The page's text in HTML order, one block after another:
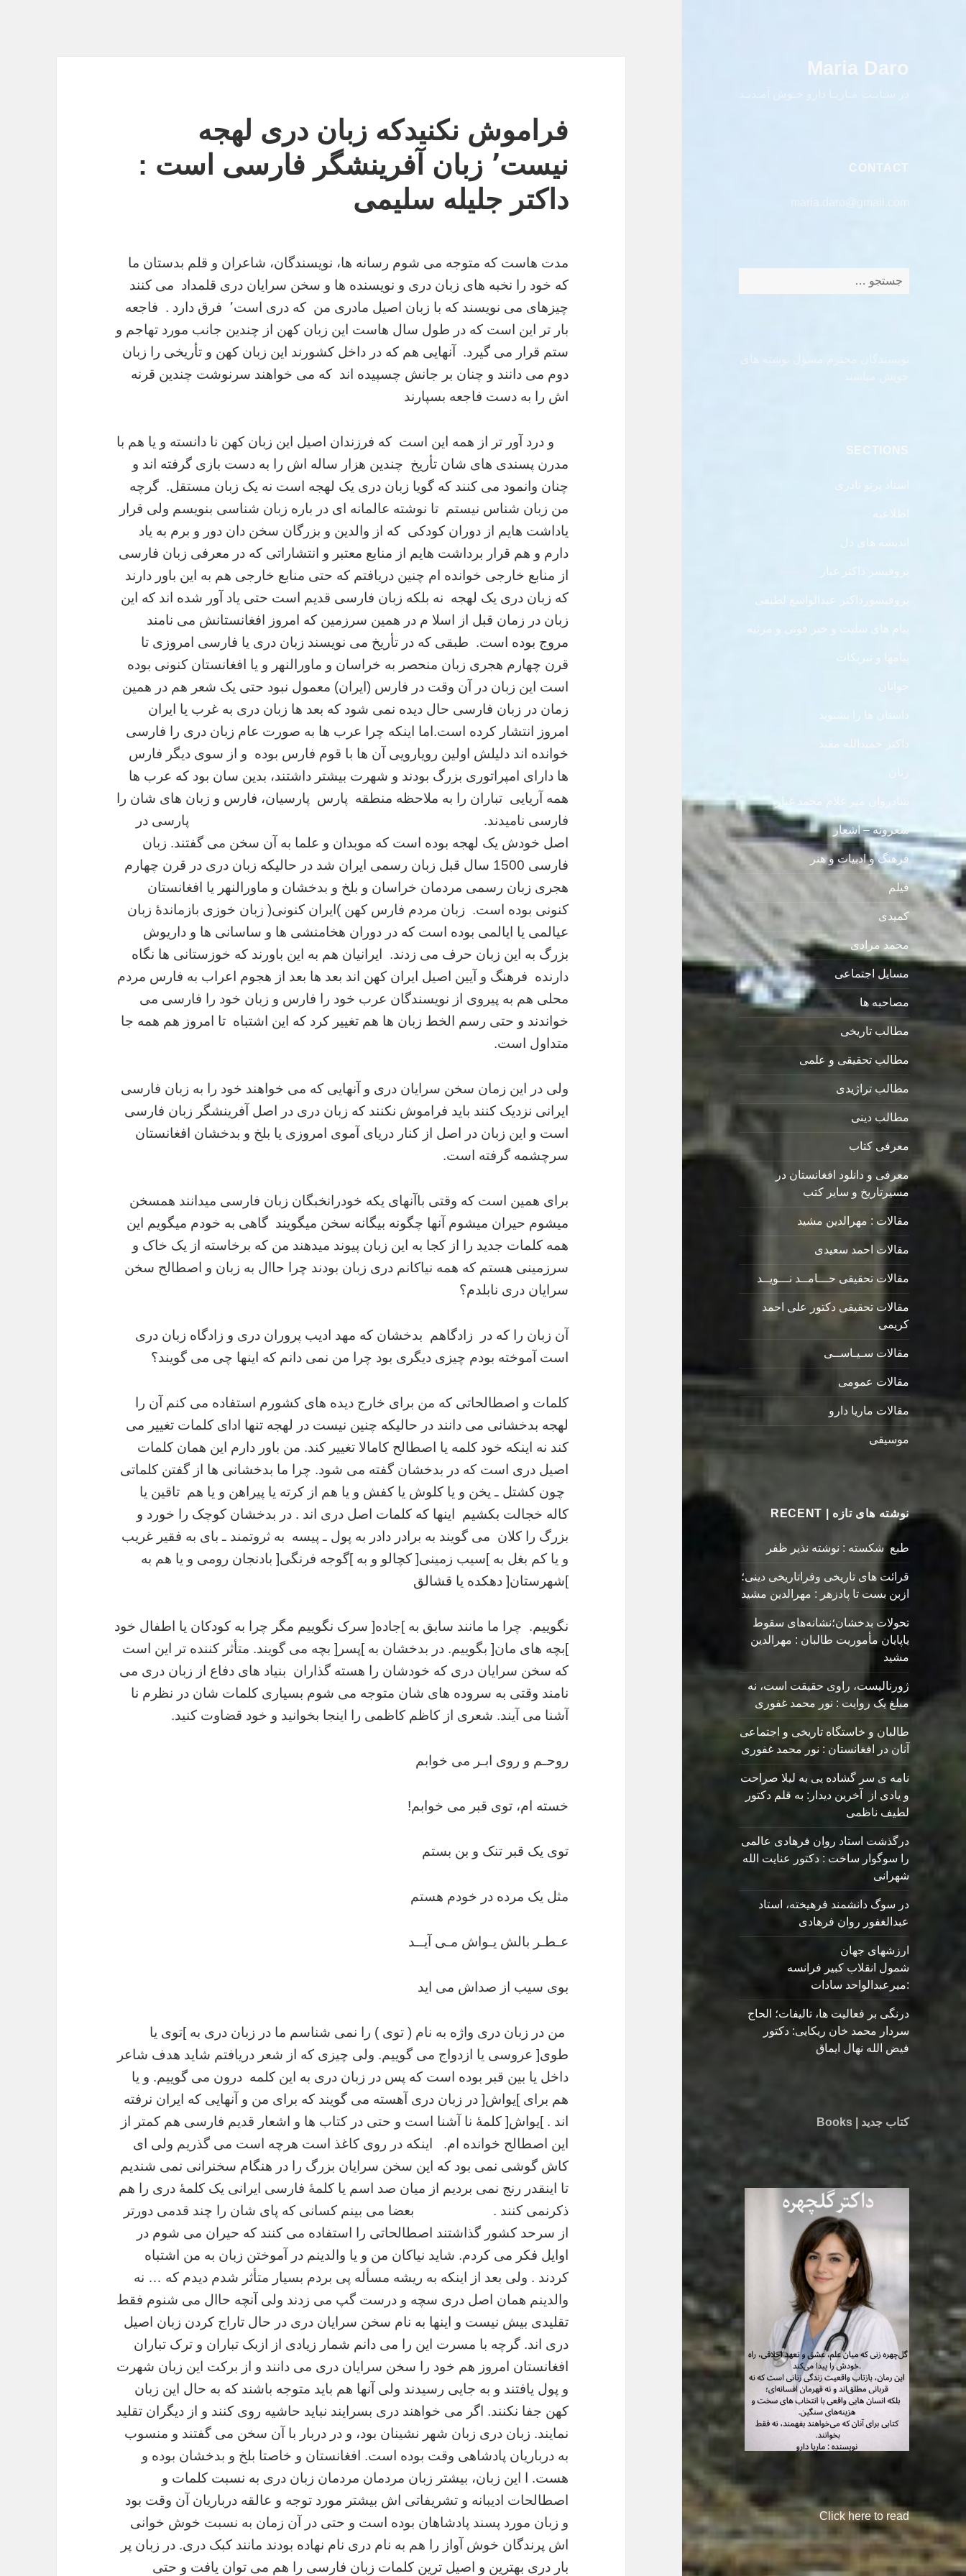
Maria Daro
در سـایـت مـاریـا دارو خـوش آمـدیـد
CONTACT
برای:
نویسندگان محترم مسؤل نوشته های
SECTIONS
استاد پرتو نادری
اطلاعیه
اندیشه های دل
پروفیسر داکتر غبار
پروفیسورداکتر عبدالواسع لطیفی
پیام های سلیت و خبر فوتی و مرثیه
پیامها و تبریکات
جوانان
داستان ها را بشنوید
داکتر حمیدالله مفید
زنان
شادروان میر غلام محمد غبار
شعرونه – اشعار
فرهنگ و ادبیات و هنر
فیلم
کمیدی
محمد مرادی
مسایل اجتماعی
مصاحبه ها
مطالب تاریخی
مطالب تحقیقی و علمی
مطالب تراژیدی
مطالب دینی
معرفی کتاب
معرفی و دانلود افغانستان در
مسیرتاریخ و سایر کتب
مقالات : مهرالدین مشید
مقالات احمد سعیدی
مقالات تحقیقی حـــامــد نـــویــد
مقالات تحقیقی دکتور علی احمد
کریمی
مقالات سـیـاســی
مقالات عمومی
مقالات ماریا دارو
موسیقی
نوشته های تازه | RECENT
طبع شکسته : نوشته نذیر ظفر
قرائت های تاریخی وفراتاریخی دینی؛
ازبن بست تا پادزهر : مهرالدین مشید
تحولات بدخشان؛نشانه‌های سقوط
یاپایان مأموریت طالبان : مهرالدین
مشید
ژورنالیست، راوی حقیقت است، نه
مبلغ یک روایت : نور محمد غفوری
طالبان و خاستگاه تاریخی و اجتماعی
آنان در افغانستان : نور محمد غفوری
نامه ی سر گشاده يی به ليلا صراحت
و یادی از آخرین دیدار: به قلم دکتور
لطیف ناظمی
درگذشت استاد روان فرهادی عالمی
را سوگوار ساخت : دکتور عنایت الله
شهرانی
در سوگ دانشمند فرهیخته، استاد
عبدالغفور روان فرهادی
ارزشهای جهان
شمول انقلاب کبیر فرانسه
:میرعبدالواحد سادات
درنگی بر فعالیت ها، تالیفات؛ الحاج
سردار محمد خان ریکایی: دکتور
فیض الله نهال ایماق
کتاب جدید | Books
Click here to read
فراموش نکنیدکه زبان دری لهجه
نیست٬ زبان آفرینشگر فارسی است :
داکتر جلیله سلیمی
مدت هاست که متوجه می شوم رسانه ها، نویسندگان، شاعران و قلم بدستان ما
که خود را نخبه های زبان دری و نویسنده ها و سخن سرایان دری قلمداد می کنند
چیزهای می نویسند که با زبان اصیل مادری من که دری است٬ فرق
دارد . فاجعه
بار تر این است که در طول سال هاست این زبان کهن از چندین جانب مورد تهاجم و
ستم قرار می گیرد.
آنهایی هم که در داخل کشورند این زبان کهن و تأریخی را زبان
دوم می دانند و چنان بر جانش چسپیده اند که می خواهند سرنوشت چندین قرنه
اش را به دست فاجعه بسپارند
و درد آور تر از همه این است که فرزندان اصیل این زبان کهن نا دانسته و یا هم با
مدرن پسندی های شان تأریخ چندین هزار ساله اش را به دست بازی گرفته اند و
چنان وانمود می کنند که گویا زبان دری یک لهجه است نه یک زبان مستقل.گرچه
من زبان شناس نیستم تا نوشته عالمانه ای در باره زبان شناسی بنویسم ولی قرار
یاداشت هایم از دوران کودکیکه از والدین و بزرگان سخن دان دور و برم به یاد
دارم و هم قرار برداشت هایم از منابع معتبر و انتشاراتی که در معرفی زبان فارسی
از منابع خارجی خوانده ام چنین دریافتم که حتی منابع خارجی هم به این باور دارند
که زباندری یک لهجه نه بلکه زبان فارسی قدیم است حتی یاد آور شده اند که این
زبان در زمان قبل از اسلا م در همین سرزمین که امروز افغانستانش می نامند
مروج بوده است. طبقی که در تأریخ می نویسند زبان دری یا فارسی امروزی تا
قرن چهارم هجری زبان منحصر به خراسان و ماورالنهر و یا افغانستان کنونی بوده
است این زبان در آن وقت در فارس (ایران) معمول نبود حتی یک شعر هم در همین
زمان در زبان فارسی حال دیده نمی شود که بعد ها زبان دری به غرب یا ایران
امروز انتشار کرده است. اما اینکه چرا عرب ها به صورت عام زبان دری را فارسی
خوانده اند دلیلش اولین رویارویی آن ها با قوم فارس بوده و از سوی دیگر فارس
ها دارای امپراتوری بزرگ بودند و شهرت بیشتر داشتند، بدین سان بود که عرب ها
همه آریایی تباران را به ملاحظه منطقه پارس پارسیان، فارس و زبان های شان را
فارسی نامیدند. پارسی در
اصل خودش یک لهجه بوده است که موبدان و علما به آن سخن می گفتند. زبان
فارسی 1500 سال قبل زبان رسمی ایران
شد در حالیکه زبان دری در قرن چهارم
هجری زبان رسمی مردمان خراسان و بلخ و بدخشان و ماورالنهر یا افغانستان
کنونی بوده است. زبان مردم فارس کهن )ایران کنونی( زبان خوزی بازماندۀ زبان
عیالمی یا ایالمی بوده است که در دوران هخامنشی ها و ساسانی ها و داریوش
بزرگ به این زبان حرف می زدند. ایرانیان هم به این باورندکه خوزستانی ها نگاه
دارنده فرهنگ و آیین اصیل ایران کهن اند بعد ها بعد از هجوم اعراب به فارس مردم
محلی هم به پیروی از نویسندگان عرب خود را فارس و زبان خود را فارسی می
خواندند و حتی رسم الخط زبان ها همتغییر کرد که این اشتباه تا امروز هم همه جا
متداول است.
ولی در این زمان سخن سرایان دری و آنهایی که می خواهند خود را به زبان فارسی
ایرانی نزدیک کنند باید فراموش نکنند که زبان دری در اصل آفرینشگر زبان فارسی
است و این زبان در اصل از کنار دریای آموی امروزی یا بلخ و بدخشان افغانستان
سرچشمه گرفته است.
برای همین است که وقتی باآنهای یکه خودرانخبگان زبان فارسی میدانند همسخن
میشوم حیران میشوم آنها چگونه بیگانه سخن میگویند گاهی به خودم میگویم این
همه کلمات جدید را از کجا به این زبان پیوند میدهند من که برخاسته از یک خاک و
سرزمینی هستم که همه نیاکانم دری زبان بودند چرا حاال به زبان و اصطالح سخن
سرایان دری نابلدم؟
آن زبان را که در زادگاهم بدخشان که مهد ادیب پروران دری و زادگاه زبان دری
است آموخته بودم چیزیدیگری بود چرا من نمی دانم که اینها چی می گویند؟
کلمات و اصطالحاتی که من برای خارج دیده های کشورم استفاده می کنم آن را
لهجه بدخشانی می دانند در حالیکه چنین نیست در لهجه تنها ادای کلمات تغییر می
کند نه اینکه خود کلمه یا اصطالح کامالا تغییر کند. من باور دارم این همان کلمات
اصیل دری است که در بدخشان گفته می شود. چرا ما بدخشانی ها از گفتن کلماتی
چون کشتل ـ یخن و یا کلوش یا کفش و یا هم از کرته یا پیراهن و یا هم تاقین یا
کاله خجالت بکشیم اینها که کلمات اصل دری اند . در بدخشان کوچک را خورد و
بزرگ را کلان می گویند به برادر دادر به پول ـ پیسه به ثروتمند ـ بای به فقیرغریب
و یا کم بغل به ]سیب زمینی[ کچالو و به ]گوجه فرنگی[ بادنجان رومی و یا هم به
]شهرستان[ دهکده یا قشالق
نگوییم. چرا ما مانند سابق به ]جاده[ سرک نگوییم مگر چرا به کودکان یا اطفال خود
]بچه های مان[ بگوییم. در بدخشان به ]پسر[ بچه می گویند. متأثر کننده تر این است
که سخن سرایان دری که خودشان را هسته گذاران بنیاد های دفاع از زبان دری می
نامند وقتی به سروده های شان متوجه می شوم بسیاری کلمات شان در نظرم نا
آشنا می آیند. شعری از کاظم کاظمی را
اینجا بخوانید و خود قضاوت کنید.
روحـم و روی ابـر می خوابم
خسته ام، توی قبر می خوابم!
توی یک قبر تنک و بن بستم
مثل یک مرده در خودم هستم
عـطـر بالش یـواش مـی آیــد
بوی سیب از صداش می اید
من در زبان دری واژه به نام ( توی ) را نمی شناسم ما در زبان دری به ]توی یا
طوی[ عروسی یا ازدواج میگوییم. ولی چیزی که از شعر دریافتم شاید هدف شاعر
داخل یا بین قبر بوده است که پس در زبان دری به این کلمهدرون می گوییم. و یا
هم برای ]یواش[ در زبان دری آهسته می گویند که برای من و آنهایی که ایران نرفته
اند .]یواش[ کلمۀ نا آشنا است و حتی در کتاب ها و اشعار قدیم فارسی هم کمتر از
این اصطالح خوانده ام.
اینکه در روی کاغذ است هرچه است می گذریم ولی ای
کاش گوشی نمی بود که این سخن سرایان بزرگ را در هنگام سخنرانی نمی شندیم
تا اینقدر رنج نمی بردیم از میان صد اسم یا کلمۀ فارسی ایرانی یک کلمۀ دری را هم
ذکر نمی کنند . بعضا می بینم کسانی که پای شان را چند قدمی دورتر
از سرحد کشور گذاشتند اصطالحاتی را استفاده میکنند که حیران می شوم در
اوایل فکر می کردم. شاید نیاکان من و یا والدینم در آموختن زبان به من اشتباه
کردند . ولی بعد از اینکه به ریشه مسأله پی بردم بسیار متأثر شدم دیدم که … نه
والدینم همان اصل دری سچه و درست گپ می زدند ولی آنچه حاال می شنوم فقط
تقلیدی بیش نیست و اینها به نام سخن سرایان دری در حال تاراج کردن زبان اصیل
دری اند.گرچه با مسرت این را می دانم شمار زیادی از ازبک تباران و ترک تباران
افغانستان امروز هم خود را سخن سرایان دری می دانند و از برکت این زبان شهرت
و پول یافتند و به جایی رسیدند ولی آنها هم باید متوجه باشند که به حال این زبان
کهن جفا نکنند. اگر می خواهند دری بسرایند نباید حاشیه روی کنند و از دیگران تقلید
نمایند. زبان دری زبان شهر نشینان بود، و در دربار با آن سخن می گفتند و منسوب
به درباریان پادشاهی وقت بوده است. افغانستان و خاصتا بلخ و بدخشان بوده و
هست. ا این زبان، بیشتر زبان مردمان مردمان زبان دری به نسبت کلمات و
اصطالحات ادیبانه و تشریفاتی اش بیشتر مورد توجه و عالقه درباریان آن وقت بود
و زبان مورد پسند پادشاهان بوده است و حتی در آن زمان به نسبت خوش خوانی
اش پرندگان خوش آواز را هم به نامدری نام نهاده بودند مانند کبک دری.در زبان پر
بار دری بهترین و اصیل ترین کلمات زبان فارسی را هم می توان یافت و حتی